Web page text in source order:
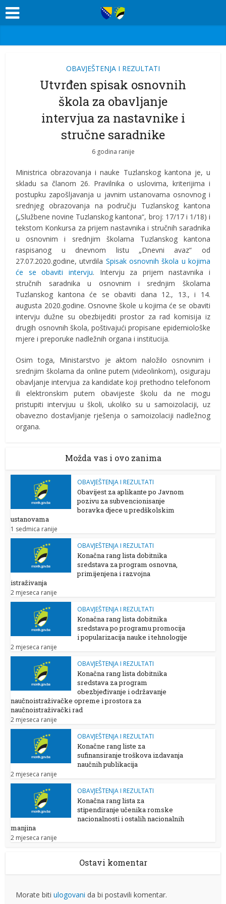
OBAVJEŠTENJA I REZULTATI
Utvrđen spisak osnovnih
škola za obavljanje
intervjua za nastavnike i
stručne saradnike
6 godina ranije
Ministrica obrazovanja i nauke Tuzlanskog kantona je, u
skladu sa članom 26. Pravilnika o uslovima, kriterijima i
postupku zapošljavanja u javnim ustanovama osnovnog i
srednjeg obrazovanja na području Tuzlanskog kantona
(„Službene novine Tuzlanskog kantona“, broj: 17/17 i 1/18) i
tekstom Konkursa za prijem nastavnika i stručnih saradnika
u osnovnim i srednjim školama Tuzlanskog kantona
raspisanog u dnevnom listu „Dnevni avaz“ od
27.07.2020.godine, utvrdila Spisak osnovnih škola u kojima
će se obaviti intervju. Intervju za prijem nastavnika i
stručnih saradnika u osnovnim i srednjim školama
Tuzlanskog kantona će se obaviti dana 12., 13., i 14.
augusta 2020.godine. Osnovne škole u kojima će se obaviti
intervju dužne su obezbijediti prostor za rad komisija iz
drugih osnovnih škola, poštivajući propisane epidemiološke
mjere i preporuke nadležnih organa i institucija.
Osim toga, Ministarstvo je aktom naložilo osnovnim i
srednjim školama da online putem (videolinkom), osiguraju
obavljanje intervjua za kandidate koji prethodno telefonom
ili elektronskim putem obavijeste školu da ne mogu
pristupiti intervjuu u školi, ukoliko su u samoizolaciji, uz
obavezno dostavljanje rješenja o samoizolaciji nadležnog
organa.
Možda vas i ovo zanima
OBAVJEŠTENJA I REZULTATI
Obavijest za aplikante po Javnom
pozivu za subvencionisanje
boravka djece u predškolskim
ustanovama
1 sedmica ranije
OBAVJEŠTENJA I REZULTATI
Konačna rang lista dobitnika
sredstava za program osnovna,
primijenjena i razvojna
istraživanja
2 mjeseca ranije
OBAVJEŠTENJA I REZULTATI
Konačna rang lista dobitnika
sredstava po programu promocija
i popularizacija nauke i tehnologije
2 mjeseca ranije
OBAVJEŠTENJA I REZULTATI
Konačna rang lista dobitnika
sredstava za program
obezbjeđivanje i održavanje
naučnoistraživačke opreme i prostora za
naučnoistraživački rad
2 mjeseca ranije
OBAVJEŠTENJA I REZULTATI
Konačne rang liste za
sufinansiranje troškova izdavanja
naučnih publikacija
2 mjeseca ranije
OBAVJEŠTENJA I REZULTATI
Konačna rang lista za
stipendiranje učenika romske
nacionalnosti i ostalih nacionalnih
manjina
2 mjeseca ranije
Ostavi komentar
Morate bitiulogovani da bi postavili komentar.